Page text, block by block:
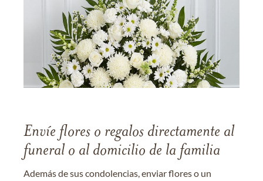
Envíe flores o regalos directamente al
funeral o al domicilio de la familia
Además de sus condolencias, enviar flores o un